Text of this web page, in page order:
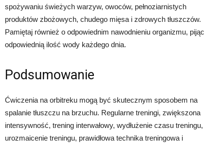
spożywaniu świeżych warzyw, owoców, pełnoziarnistych
produktów zbożowych, chudego mięsa i zdrowych tłuszczów.
Pamiętaj również o odpowiednim nawodnieniu organizmu, pijąc
odpowiednią ilość wody każdego dnia.
Podsumowanie
Ćwiczenia na orbitreku mogą być skutecznym sposobem na
spalanie tłuszczu na brzuchu. Regularne treningi, zwiększona
intensywność, trening interwałowy, wydłużenie czasu treningu,
urozmaicenie treningu, prawidłowa technika treningowa i